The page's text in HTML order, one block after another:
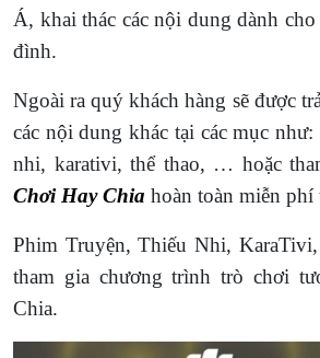
Á, khai thác các nội dung dành
đình.
Ngoài ra quý khách hàng sẽ được
các nội dung khác tại các mục
nhi, karativi, thể thao, … hoặc
Chơi Hay Chia hoàn toàn miễn phí
Phim Truyện, Thiếu Nhi,
tham gia chương trình trò chơi
Chia.